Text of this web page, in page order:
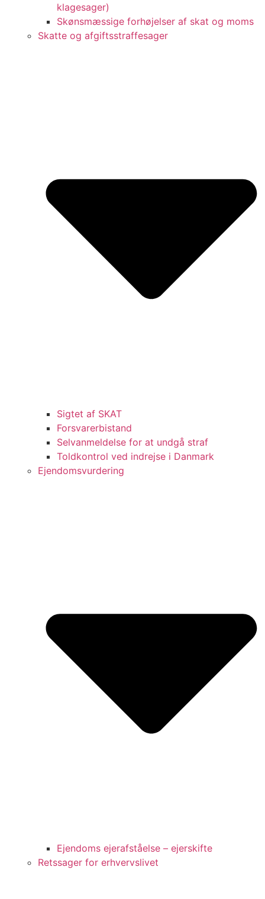
klagesager)
Skønsmæssige forhøjelser af skat og moms
Skatte og afgiftsstraffesager
Sigtet af SKAT
Forsvarerbistand
Selvanmeldelse for at undgå straf
Toldkontrol ved indrejse i Danmark
Ejendomsvurdering
Ejendoms ejerafståelse – ejerskifte
Retssager for erhvervslivet